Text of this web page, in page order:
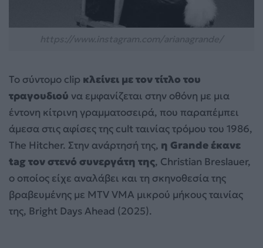
Το σύντομο clip κλείνει με τον τίτλο του
τραγουδιού να εμφανίζεται στην οθόνη με μια
έντονη κίτρινη γραμματοσειρά, που παραπέμπει
άμεσα στις αφίσες της cult ταινίας τρόμου του 1986,
The Hitcher. Στην ανάρτησή της, η Grande έκανε
tag τον στενό συνεργάτη της, Christian Breslauer,
ο οποίος είχε αναλάβει και τη σκηνοθεσία της
βραβευμένης με MTV VMA μικρού μήκους ταινίας
της, Bright Days Ahead (2025).